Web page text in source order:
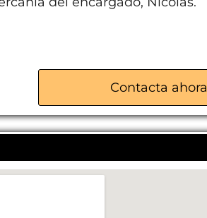
de vigilancia 24h
Contacta ahora